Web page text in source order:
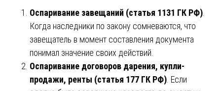
Оспаривание завещаний (статья 1131 ГК РФ)
Когда наследники по закону сомневаются, что
завещатель в момент составления документа
понимал значение своих действий.
Оспаривание договоров дарения, купли-
продажи, ренты (статья 177 ГК РФ) . Если